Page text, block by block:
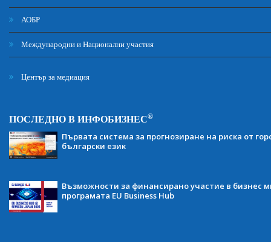
АОБР
Международни и Национални участия
Център за медиация
ПОСЛЕДНО В ИНФОБИЗНЕС®
Първата система за прогнозиране на риска от
български език
Възможности за финансирано участие в бизнес
програмата EU Business Hub